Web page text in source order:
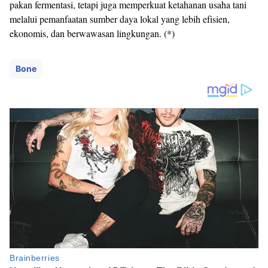
pakan fermentasi, tetapi juga memperkuat ketahanan usaha tani
melalui pemanfaatan sumber daya lokal yang lebih efisien,
ekonomis, dan berwawasan lingkungan. (*)
Bone